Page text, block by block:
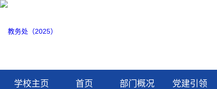
学校主页 首页 部门概况 党建引领